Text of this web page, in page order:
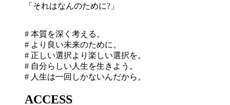
「 それはなんのために?」
# 本質を深く考える。
# より良い未来のために。
# 正しい選択より楽しい選択を。
# 自分らしい人生を生きよう。
# 人生は一回しかないんだから。
ACCESS